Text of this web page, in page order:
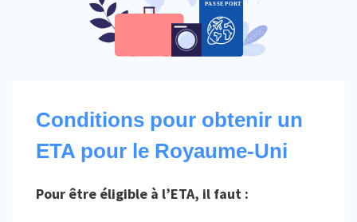
Conditions pour obtenir un
ETA pour le Royaume-Uni
Pour être éligible à l’ETA, il faut :